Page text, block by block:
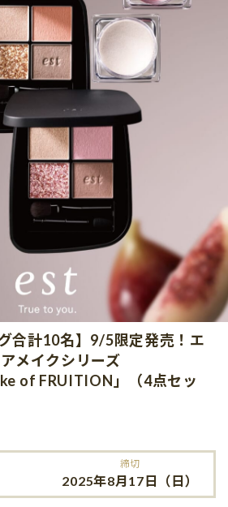
合計10名】9/5限定発売！エ
メイクシリーズ
of FRUITION」（4点セッ
締切
2025年8月17日（日）